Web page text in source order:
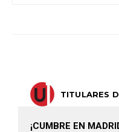
TITULARES
¡CUMBRE EN